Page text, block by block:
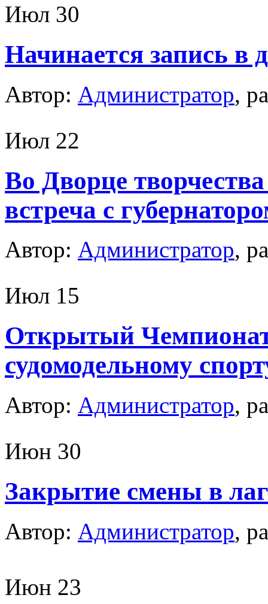
Июл 30
Начинается запись в
Автор: Администратор,
Июл 22
Во Дворце
встреча с
Автор: Администратор,
Июл 15
Открытый
судомодельному
Автор: Администратор,
Июн 30
Закрытие смены в
Автор: Администратор,
Июн 23